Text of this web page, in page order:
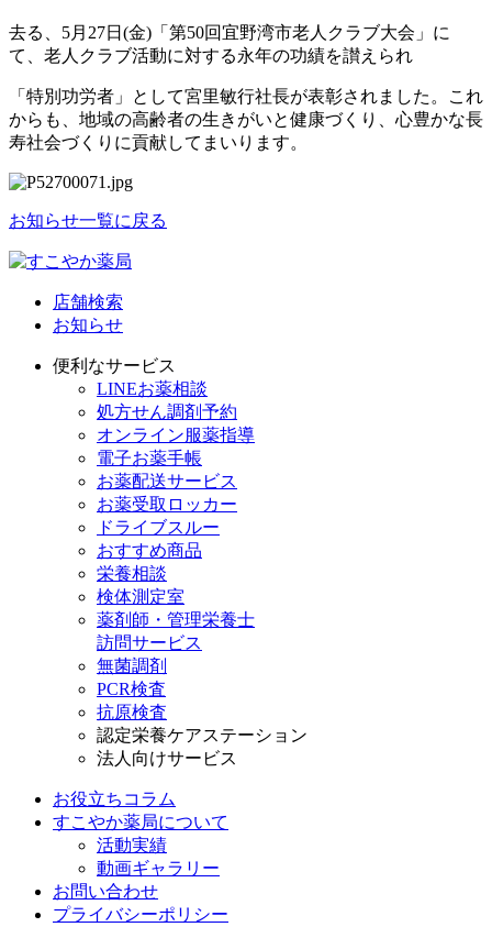
去る、5月27日(金)「第50回宜野湾市老人クラブ大会」に
て、老人クラブ活動に対する永年の功績を讃えられ
「特別功労者」として宮里敏行社長が表彰されました。これ
からも、地域の高齢者の生きがいと健康づくり、心豊かな長
寿社会づくりに貢献してまいります。
お知らせ一覧に戻る
店舗検索
お知らせ
便利なサービス
LINEお薬相談
処方せん調剤予約
オンライン服薬指導
電子お薬手帳
お薬配送サービス
お薬受取ロッカー
ドライブスルー
おすすめ商品
栄養相談
検体測定室
薬剤師・管理栄養士
訪問サービス
無菌調剤
PCR検査
抗原検査
認定栄養ケアステーション
法人向けサービス
お役立ちコラム
すこやか薬局について
活動実績
動画ギャラリー
お問い合わせ
プライバシーポリシー